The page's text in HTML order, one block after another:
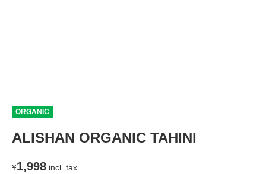
ORGANIC
ALISHAN ORGANIC TAHINI
¥1,998 incl. tax